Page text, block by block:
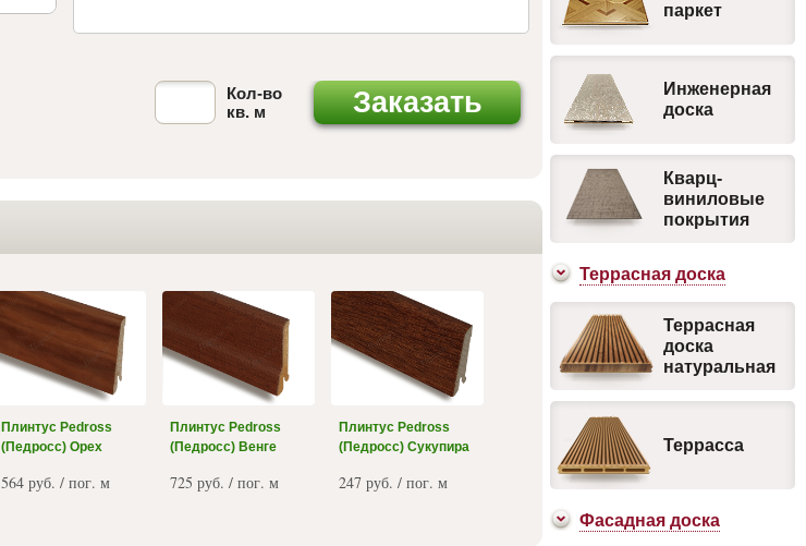
Кол-во
кв. м
Заказать
Плинтус Pedross
(Педросс) Орех
564 руб. / пог. м
Плинтус Pedross
(Педросс) Венге
725 руб. / пог. м
Плинтус Pedross
(Педросс) Сукупира
247 руб. / пог. м
паркет
Инженерная
доска
Кварц-
виниловые
покрытия
Террасная доска
Террасная
доска
натуральная
Террасса
Фасадная доска